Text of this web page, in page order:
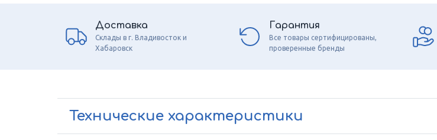
Доставка
Склады в г. Владивосток и
Хабаровск
Гарантия
Все товары сертифицированы,
проверенные бренды
Технические характеристики